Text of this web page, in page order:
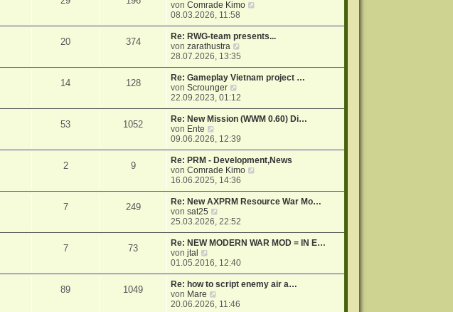
a
e
r
a
g
r
r
vonComrade Kimo
u
e
r
t
r
08.03.2026, 11:58
20 374
Re: RWG-team presents...
vonzarathustra
u
e
r
B
r
a
28.07.2026, 13:35
14 128
Re: Gameplay Vietnam project …
vonScrounger
e
u
e
t
r
B
e
r
a
g
22.09.2023, 01:12
53 1052
Re: New Mission (WWM 0.60) Di…
von Ente
e
u
e
s
r
B
e
i
t
r
a
g
09.06.2026, 12:39
2 9
Re: PRM - Development,News
vonComrade Kimo
u
e
r
r
16.06.2025, 14:36
7 249
Re: New AXPRM Resource War Mo…
vonsat25
e
u
e
t
r
e
25.03.2026, 22:52
7 73
Re: NEW MODERN WAR MOD = IN E…
vonjtal
e
u
e
s
t
01.05.2016, 12:40
89 1049
Re: how to script enemy air a…
von Mare
e
20.06.2026, 11:46